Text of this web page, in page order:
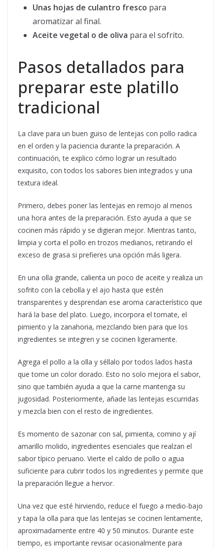
Unas hojas de culantro fresco para
aromatizar al final.
Aceite vegetal o de oliva para el sofrito.
Pasos detallados para
preparar este platillo
tradicional
La clave para un buen guiso de lentejas con pollo radica
en el orden y la paciencia durante la preparación. A
continuación, te explico cómo lograr un resultado
exquisito, con todos los sabores bien integrados y una
textura ideal.
Primero, debes poner las lentejas en remojo al menos
una hora antes de la preparación. Esto ayuda a que se
cocinen más rápido y se digieran mejor. Mientras tanto,
limpia y corta el pollo en trozos medianos, retirando el
exceso de grasa si prefieres una opción más ligera.
En una olla grande, calienta un poco de aceite y realiza un
sofrito con la cebolla y el ajo hasta que estén
transparentes y desprendan ese aroma característico que
hará la base del plato. Luego, incorpora el tomate, el
pimiento y la zanahoria, mezclando bien para que los
ingredientes se integren y se cocinen ligeramente.
Agrega el pollo a la olla y séllalo por todos lados hasta
que tome un color dorado. Esto no solo mejora el sabor,
sino que también ayuda a que la carne mantenga su
jugosidad. Posteriormente, añade las lentejas escurridas
y mezcla bien con el resto de ingredientes.
Es momento de sazonar con sal, pimienta, comino y ají
amarillo molido, ingredientes esenciales que realzan el
sabor típico peruano. Vierte el caldo de pollo o agua
suficiente para cubrir todos los ingredientes y permite que
la preparación llegue a hervor.
Una vez que esté hirviendo, reduce el fuego a medio-bajo
y tapa la olla para que las lentejas se cocinen lentamente,
aproximadamente entre 40 y 50 minutos. Durante este
tiempo, es importante revisar ocasionalmente para